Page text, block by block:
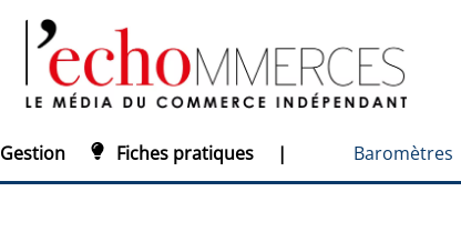
Gestion Fiches pratiques | Baromètres